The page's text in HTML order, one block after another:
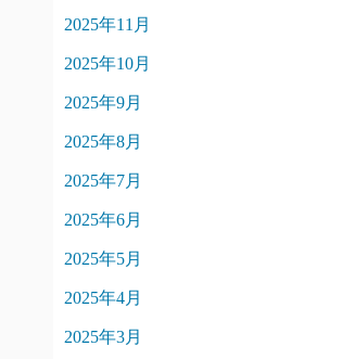
2025年11月
2025年10月
2025年9月
2025年8月
2025年7月
2025年6月
2025年5月
2025年4月
2025年3月